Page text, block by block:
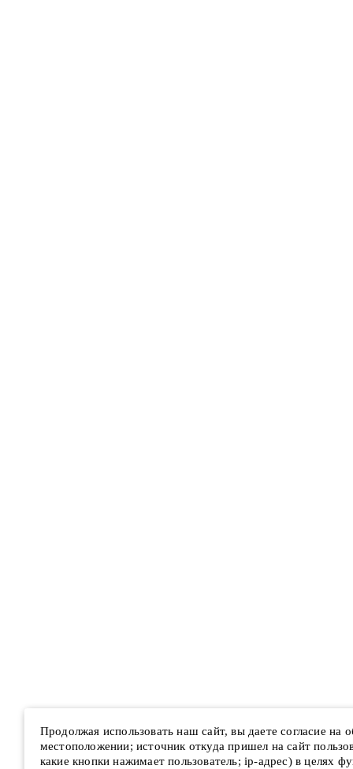
Продолжая использовать наш сайт, вы даете согласие на
местоположении; источник откуда пришел на сайт
какие кнопки нажимает пользователь; ip-адрес) в целях